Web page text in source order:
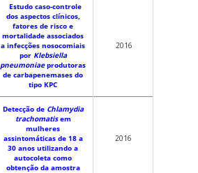
Estudo caso-controle
dos aspectos clínicos,
fatores de risco e
mortalidade associados
a infecções nosocomiais
por Klebsiella
pneumoniaeprodutoras
de carbapenemases do
tipo KPC
2016
Detecção de Chlamydia
trachomatisem
mulheres
assintomáticas de 18 a
30 anos utilizando a
autocoleta como
obtenção da amostra
2016